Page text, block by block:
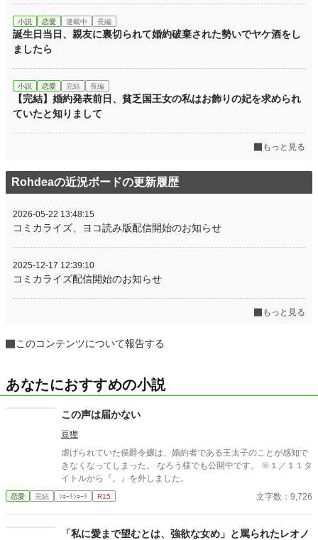
小説 恋愛 連載中 長編
誕生日当日、親友に裏切られて婚約破棄された勢いでヤケ酒をし
ましたら
小説 恋愛 完結 長編
【完結】婚約発表前日、貧乏国王女の私はお飾りの妃を求められ
ていたと知りまして
もっと見る
Rohdeaの近況ボードの更新履歴
2026-05-22 13:48:15
コミカライズ、ヨコ読み版配信開始のお知らせ
2025-12-17 12:39:10
コミカライズ配信開始のお知らせ
もっと見る
このコンテンツについて報告する
あなたにおすすめの小説
この声は届かない
豆狸
虐げられていた侯爵令嬢は、婚約者である王太子のことが感知で
きなくなってしまった。 なろう様でも公開中です。 ※１／１１タ
イトルから『。』を外しました。
恋愛 完結 ｼｮｰﾄｼｮｰﾄ R15 文字数：9,726
「私に愛まで望むとは、強欲な女め」と罵られたレオノ